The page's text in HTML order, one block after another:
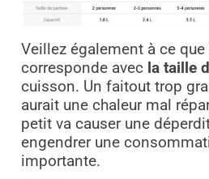
Veillez également à ce
corresponde avec la taille
cuisson. Un faitout trop
aurait une chaleur mal
petit va causer une
engendrer une
importante.